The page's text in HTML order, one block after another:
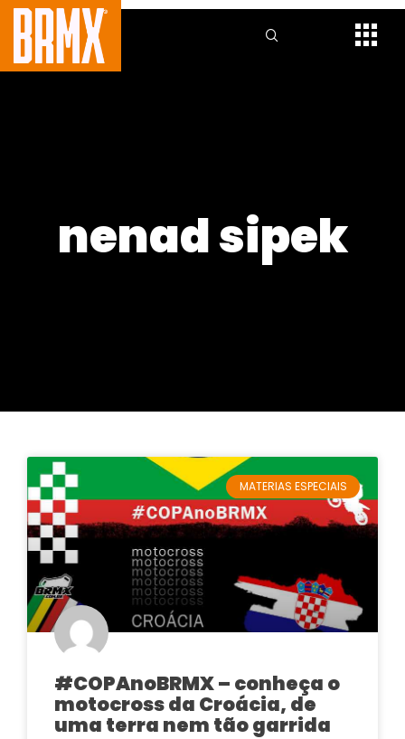
nenad sipek
MATERIAS ESPECIAIS
#COPAnoBRMX – conheça o
motocross da Croácia, de
uma terra nem tão garrida